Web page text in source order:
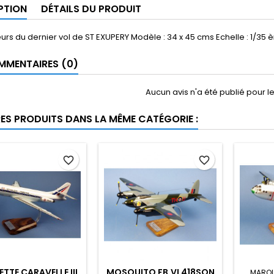
DÉTAILS DU PRODUIT
du dernier vol de ST EXUPERY Modèle : 34 x 45 cms Echelle : 1/35
(0)
Aucun avis n'a été publié pour
PRODUITS DANS LA MÊME CATÉGORIE :
favorite_border favorite_border